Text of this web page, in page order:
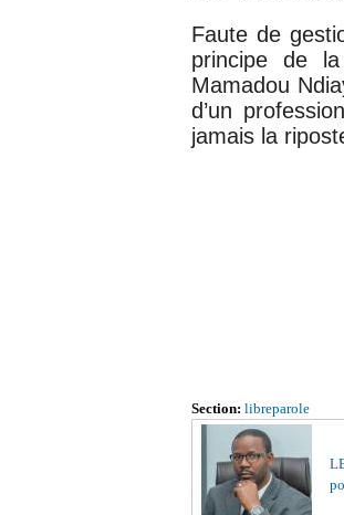
Faute de
principe de
Mamadou
d’un
jamais la
Section: libreparole